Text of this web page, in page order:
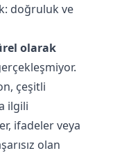
doğruluk ve
olarak
çeşitli
ilgili
ifadeler veya
olan